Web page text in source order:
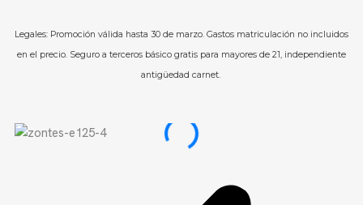
Legales: Promoción válida hasta 30 de marzo. Gastos matriculación no incluidos
en el precio. Seguro a terceros básico gratis para mayores de 21, independiente
antigüedad carnet.